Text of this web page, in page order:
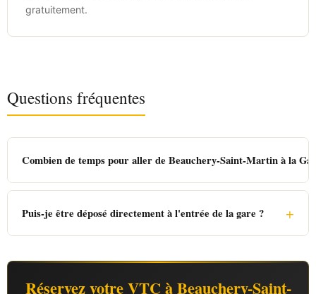
gratuitement.
Questions fréquentes
Combien de temps pour aller de Beauchery-Saint-Martin à la
Puis-je être déposé directement à l'entrée de la gare ? +
Réservez votre VTC à Beauchery-Saint-